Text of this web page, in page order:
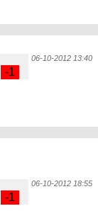
06-10-2012 13:40
06-10-2012 18:55